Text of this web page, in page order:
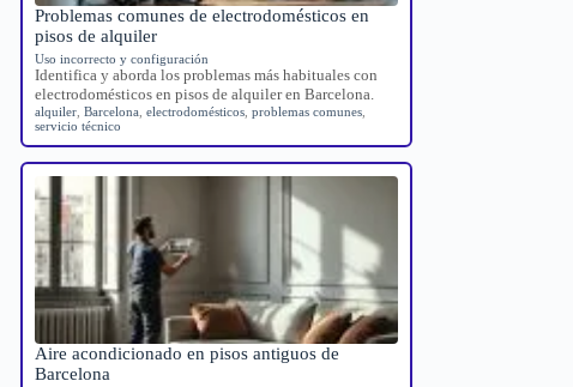
Problemas comunes de electrodomésticos en
pisos de alquiler
Uso incorrecto y configuración
Identifica y aborda los problemas más habituales con
electrodomésticos en pisos de alquiler en Barcelona.
alquiler ,Barcelona ,electrodomésticos ,problemas comunes
servicio técnico
Aire acondicionado en pisos antiguos de
Barcelona